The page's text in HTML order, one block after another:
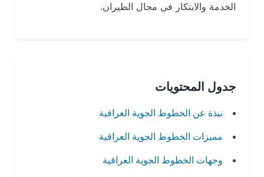
الخدمة والابتكار في مجال الطيران.
جدول المحتويات
نبذة عن الخطوط الجوية العراقية
مميزات الخطوط الجوية العراقية
وجهات الخطوط الجوية العراقية